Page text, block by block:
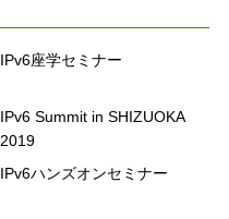
IPv6座学セミナー
IPv6 Summit in SHIZUOKA
2019
IPv6ハンズオンセミナー